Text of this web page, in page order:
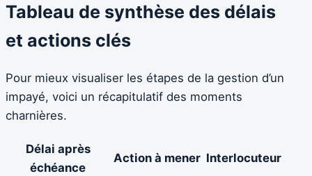
Tableau de synthèse des délais
et actions clés
Pour mieux visualiser les étapes de la gestion d’un
impayé, voici un récapitulatif des moments
charnières.
Délai après
échéance
Action à mener Interlocuteur